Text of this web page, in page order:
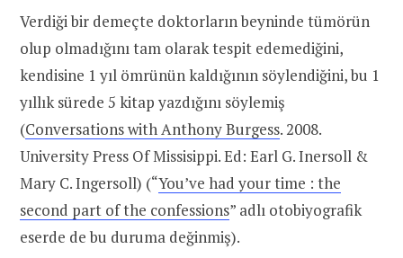
Verdiği bir demeçte doktorların beyninde tümörün
olup olmadığını tam olarak tespit edemediğini,
kendisine 1 yıl ömrünün kaldığının söylendiğini, bu 1
yıllık sürede 5 kitap yazdığını söylemiş
(Conversations with Anthony Burgess. 2008.
University Press Of Missisippi. Ed: Earl G. Inersoll &
Mary C. Ingersoll) (“You’ve had your time : the
second part of the confessions” adlı otobiyografik
eserde de bu duruma değinmiş).